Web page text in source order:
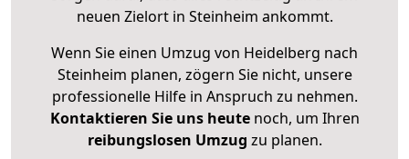
neuen Zielort in Steinheim ankommt.
Wenn Sie einen Umzug von Heidelberg nach
Steinheim planen, zögern Sie nicht, unsere
professionelle Hilfe in Anspruch zu nehmen.
Kontaktieren Sie uns heutenoch, um Ihren
reibungslosen Umzug zu planen.